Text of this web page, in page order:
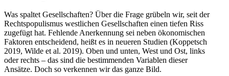
Was spaltet Gesell­schaften? Über die Frage grübeln wir, seit der
Rechts­po­pu­lismus westlichen Gesell­schaften einen tiefen Riss
zugefügt hat. Fehlende Anerkennung sei neben ökono­mi­schen
Faktoren entscheidend, heißt es in neueren Studien (Koppetsch
2019, Wilde et al. 2019). Oben und unten, West und Ost, links
oder rechts – das sind die bestim­menden Variablen dieser
Ansätze. Doch so verkennen wir das ganze Bild.